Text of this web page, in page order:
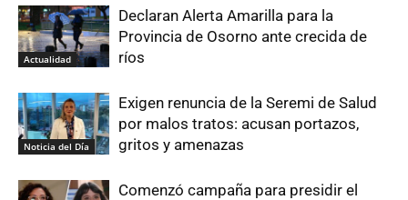
Actualidad
Declaran Alerta Amarilla para la
Provincia de Osorno ante crecida de
ríos
Noticia del Día
Exigen renuncia de la Seremi de Salud
por malos tratos: acusan portazos,
gritos y amenazas
Comenzó campaña para presidir el